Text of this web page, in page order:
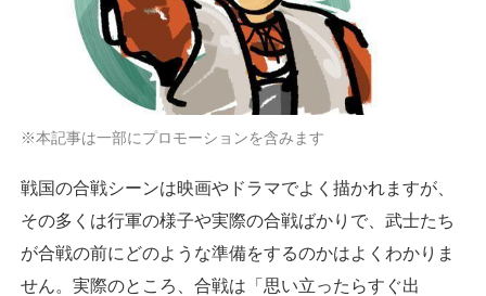
※本記事は一部にプロモーションを含みます
戦国の合戦シーンは映画やドラマでよく描かれますが、
その多くは行軍の様子や実際の合戦ばかりで、武士たち
が合戦の前にどのような準備をするのかはよくわかりま
せん。実際のところ、合戦は「思い立ったらすぐ出